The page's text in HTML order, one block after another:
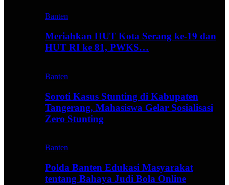
Banten
Meriahkan HUT Kota Serang ke-19 dan
HUT RI ke 81, PWKS…
Banten
Soroti Kasus Stunting di Kabupaten
Tangerang, Mahasiswa Gelar Sosialisasi
Zero Stunting
Banten
Polda Banten Edukasi Masyarakat
tentang Bahaya Judi Bola Online